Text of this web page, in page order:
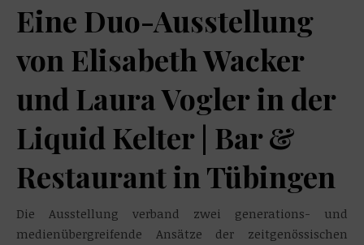
Eine Duo-Ausstellung
von Elisabeth Wacker
und Laura Vogler in der
Liquid Kelter | Bar &
Restaurant in Tübingen
Die Ausstellung verband zwei generations- und
medienübergreifende Ansätze der zeitgenössischen